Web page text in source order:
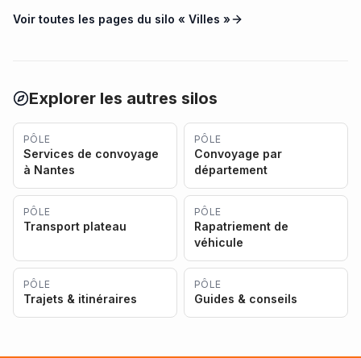
Voir toutes les pages du silo « Villes »
Explorer les autres silos
PÔLE
Services de convoyage
à Nantes
PÔLE
Convoyage par
département
PÔLE
Transport plateau
PÔLE
Rapatriement de
véhicule
PÔLE
Trajets & itinéraires
PÔLE
Guides & conseils